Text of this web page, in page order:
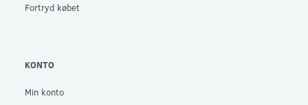
Fortryd købet
KONTO
Min konto